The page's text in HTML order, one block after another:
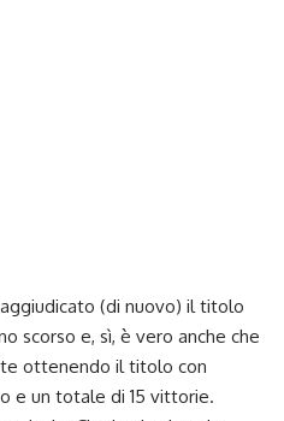
(di nuovo) il titolo
scorso e, sì, è vero anche che
ottenendo il titolo con
e un totale di 15 vittorie.